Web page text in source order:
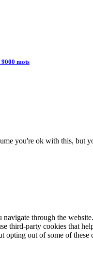
mots
you're ok with this, but
through the
third-party cookies that
opting out of some of